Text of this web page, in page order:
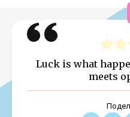
Luck is what
meets